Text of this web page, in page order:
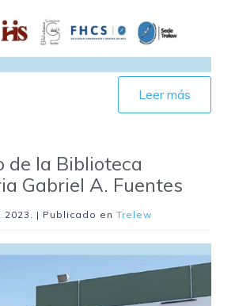
Leer más
de la Biblioteca
Gabriel A. Fuentes
2023 . | Publicado en Trelew